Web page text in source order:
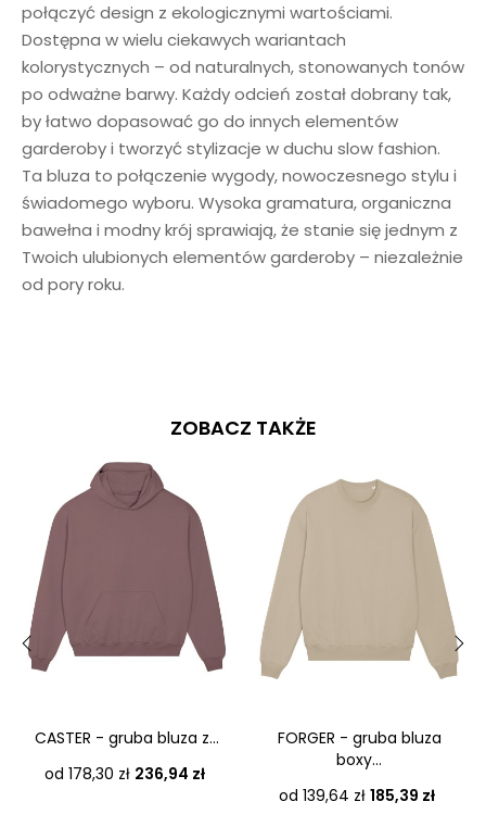
połączyć design z ekologicznymi wartościami.
Dostępna w wielu ciekawych wariantach
kolorystycznych – od naturalnych, stonowanych tonów
po odważne barwy. Każdy odcień został dobrany tak,
by łatwo dopasować go do innych elementów
garderoby i tworzyć stylizacje w duchu slow fashion.
Ta bluza to połączenie wygody, nowoczesnego stylu i
świadomego wyboru. Wysoka gramatura, organiczna
bawełna i modny krój sprawiają, że stanie się jednym z
Twoich ulubionych elementów garderoby – niezależnie
od pory roku.
ZOBACZ TAKŻE
CASTER - gruba bluza z...
od 178,30 zł Cena
236,94 zł
FORGER - gruba bluza
boxy...
od 139,64 zł Cena
185,39 zł